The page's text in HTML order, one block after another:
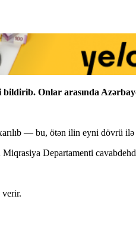
Onlar arasında
— bu, ötən ilin eyni dövrü ilə
Departamenti
verir.